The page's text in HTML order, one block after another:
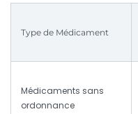
Type de Médicament
Médicaments sans
ordonnance